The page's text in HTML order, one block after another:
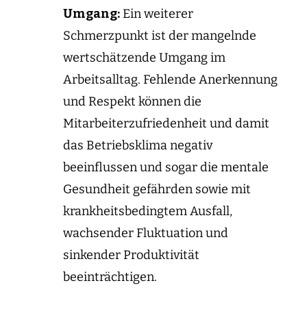
Umgang:Ein weiterer
Schmerzpunkt ist der mangelnde
wertschätzende Umgang im
Arbeitsalltag. Fehlende Anerkennung
und Respekt können die
Mitarbeiterzufriedenheit und damit
das Betriebsklima negativ
beeinflussen und sogar die mentale
Gesundheit gefährden sowie mit
krankheitsbedingtem Ausfall,
wachsender Fluktuation und
sinkender Produktivität
beeinträchtigen.